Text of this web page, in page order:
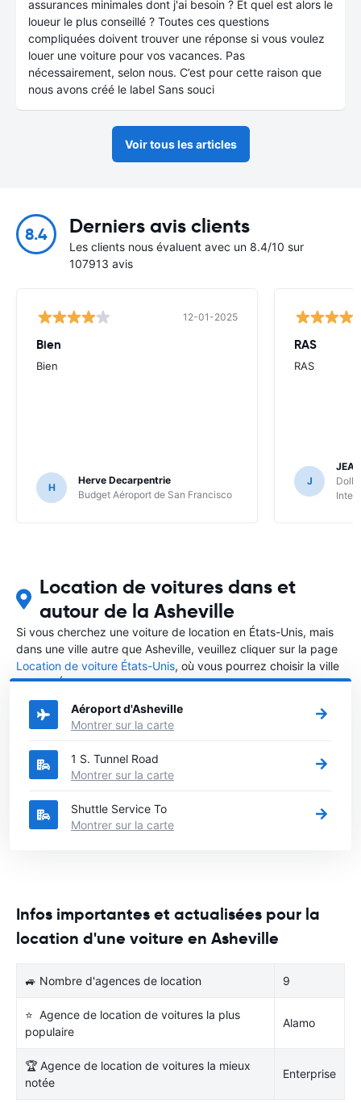
assurances minimales dont j'ai besoin ? Et quel est alors le
loueur le plus conseillé ? Toutes ces questions
compliquées doivent trouver une réponse si vous voulez
louer une voiture pour vos vacances. Pas
nécessairement, selon nous. C’est pour cette raison que
nous avons créé le label Sans souci
Voir tous les articles
8.4 Derniers avis clients
Les clients nous évaluent avec un 8.4/10 sur
107913 avis
12-01-2025
Bien
Bien
H
Herve Decarpentrie
Budget Aéroport de San Francisco
RAS
RAS
J
Location de voitures dans et
autour de la Asheville
Si vous cherchez une voiture de location en États-Unis, mais
dans une ville autre que Asheville, veuillez cliquer sur la page
Location de voiture États-Unis, où vous pourrez choisir la ville
dans le États-Unis où vous souhaitez louer une voiture.
Aéroport d'Asheville
Montrer sur la carte
1 S. Tunnel Road
Montrer sur la carte
Shuttle Service To
Montrer sur la carte
Infos importantes et actualisées pour la
location d'une voiture en Asheville
🚙 Nombre d'agences de location 9
⭐ Agence de location de voitures la plus
populaire
Alamo
🏆 Agence de location de voitures la mieux
notée
Enterprise